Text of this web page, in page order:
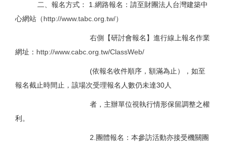
二、報名方式： 1.網路報名：請至財團法人台灣建築中
心網站（http://www.tabc.org.tw/）
右側【研討會報名】進行線上報名作業
網址： http://www.cabc.org.tw/ClassWeb/
(依報名收件順序，額滿為止），如至
報名截止時間止，該場次受理報名人數仍未達30人
者，主辦單位視執行情形保留調整之權
利。
2.團體報名：本參訪活動亦接受機關團